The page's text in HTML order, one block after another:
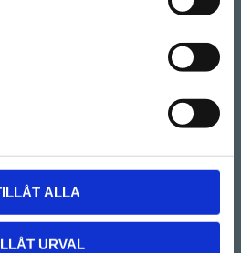
ALLA
URVAL
41 Stockholm
aktuella öppettider på vår